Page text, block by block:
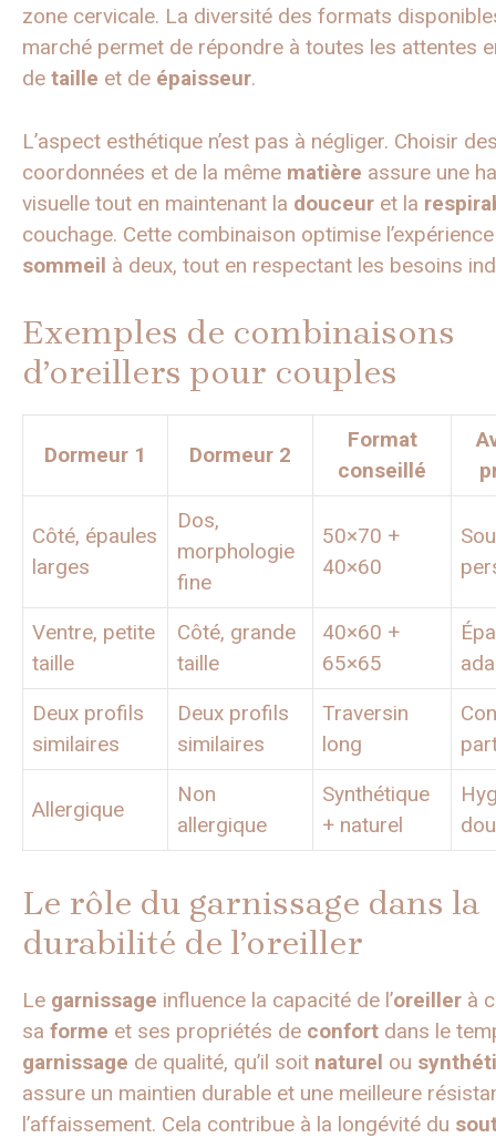
zone cervicale. La diversité des formats
marché permet de répondre à toutes les attentes
de taille et de épaisseur.
L’aspect esthétique n’est pas à négliger. Choisir
coordonnées et de la même matière assure une
visuelle tout en maintenant la douceur et la
couchage. Cette combinaison optimise
sommeil à deux, tout en respectant les besoins
Exemples de combinaisons
d’oreillers pour couples
Dormeur 1 Dormeur 2
Format
conseillé
Côté, épaules
larges
Dos,
morphologie
fine
50×70 +
40×60
Ventre, petite
taille
Côté, grande
taille
40×60 +
65×65
Deux profils
similaires
Deux profils
similaires
Traversin
long
Allergique
Non
allergique
Synthétique
+ naturel
Le rôle du garnissage dans la
durabilité de l’oreiller
Le garnissage influence la capacité de l’oreiller à
sa forme et ses propriétés de confort dans le
garnissage de qualité, qu’il soit naturel ou
assure un maintien durable et une meilleure
l’affaissement. Cela contribue à la longévité du